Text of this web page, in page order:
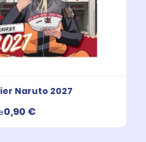
Naruto 2027
0,90 €